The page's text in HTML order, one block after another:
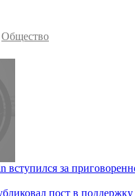
Общество
вступился за
пост в